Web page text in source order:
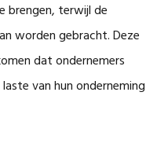
brengen, terwijl de
worden gebracht. Deze
dat ondernemers
van hun onderneming